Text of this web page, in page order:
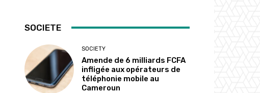
SOCIETE
SOCIETY
Amende de 6 milliards FCFA
infligée aux opérateurs de
téléphonie mobile au
Cameroun